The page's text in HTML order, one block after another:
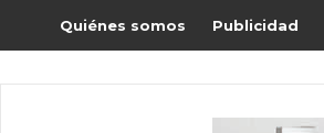
Quiénes somos Publicidad